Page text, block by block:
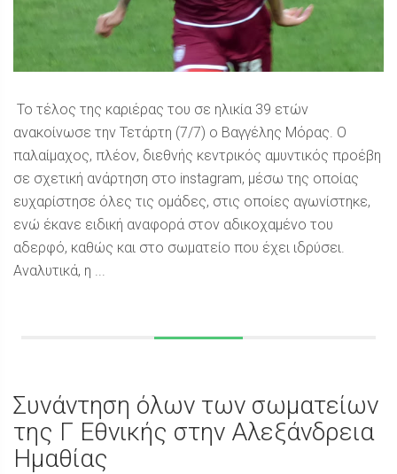
Το τέλος της καριέρας του σε ηλικία 39 ετών
ανακοίνωσε την Τετάρτη (7/7) ο Βαγγέλης Μόρας. Ο
παλαίμαχος, πλέον, διεθνής κεντρικός αμυντικός προέβη
σε σχετική ανάρτηση στο instagram, μέσω της οποίας
ευχαρίστησε όλες τις ομάδες, στις οποίες αγωνίστηκε,
ενώ έκανε ειδική αναφορά στον αδικοχαμένο του
αδερφό, καθώς και στο σωματείο που έχει ιδρύσει.
Αναλυτικά, η ...
Συνάντηση όλων των σωματείων
της Γ Εθνικής στην Αλεξάνδρεια
Ημαθίας